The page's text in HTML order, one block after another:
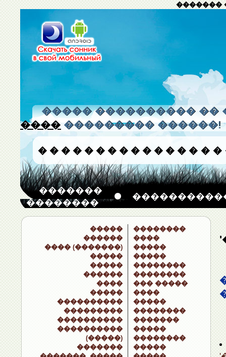
�������
����� ���������� ��
���� ��������� ������!
� � � � � � � � � � � � � � � �
�������
��������
�����
������
���� (�������)
�����
�����
������
����
�����
����������
���������
����������
����������
(�����)
�������
��������
����
�����
�����
��������
��������
��� �����
����
�����
��������
�������
�����
��������
�����